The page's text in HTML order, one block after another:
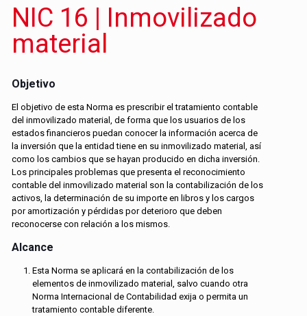
NIC 16 | Inmovilizado
material
Objetivo
El objetivo de esta Norma es prescribir el tratamiento contable
del inmovilizado material, de forma que los usuarios de los
estados financieros puedan conocer la información acerca de
la inversión que la entidad tiene en su inmovilizado material, así
como los cambios que se hayan producido en dicha inversión.
Los principales problemas que presenta el reconocimiento
contable del inmovilizado material son la contabilización de los
activos, la determinación de su importe en libros y los cargos
por amortización y pérdidas por deterioro que deben
reconocerse con relación a los mismos.
Alcance
Esta Norma se aplicará en la contabilización de los
elementos de inmovilizado material, salvo cuando otra
Norma Internacional de Contabilidad exija o permita un
tratamiento contable diferente.